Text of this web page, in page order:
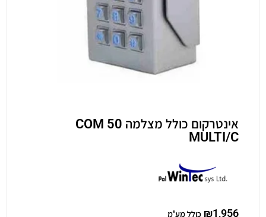
אינטרקום כולל מצלמה COM 50
MULTI/C
₪1,956 כולל מע"מ